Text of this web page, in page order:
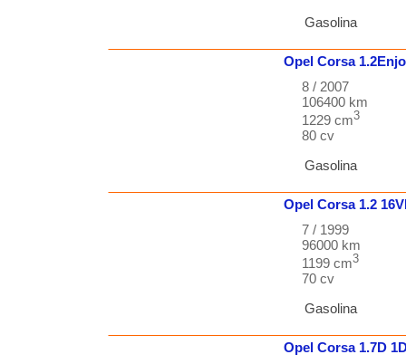
Gasolina
Opel Corsa
8 / 2007
106400 km
1229 cm3
80 cv
Gasolina
Opel Corsa 1.2
7 / 1999
96000 km
1199 cm3
70 cv
Gasolina
Opel Corsa 1.7D